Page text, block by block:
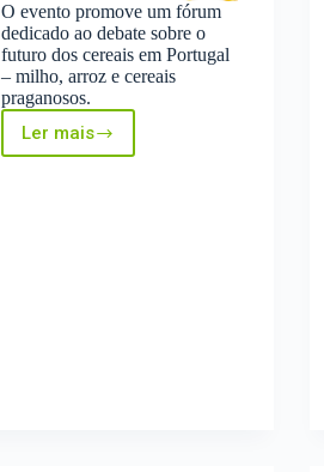
O evento promove um fórum
dedicado ao debate sobre o
futuro dos cereais em Portugal
– milho, arroz e cereais
praganosos.
Ler mais
XVI
Congresso